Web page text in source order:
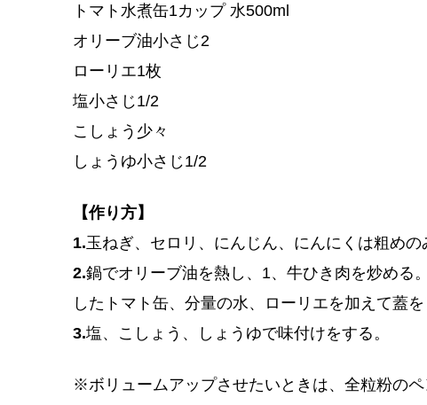
トマト水煮缶1カップ 水500ml
オリーブ油小さじ2
ローリエ1枚
塩小さじ1/2
こしょう少々
しょうゆ小さじ1/2
【作り方】
1.玉ねぎ、セロリ、にんじん、にんにくは粗めの
2.鍋でオリーブ油を熱し、1、牛ひき肉を炒める
したトマト缶、分量の水、ローリエを加えて蓋を
3.塩、こしょう、しょうゆで味付けをする。
※ボリュームアップさせたいときは、全粒粉の